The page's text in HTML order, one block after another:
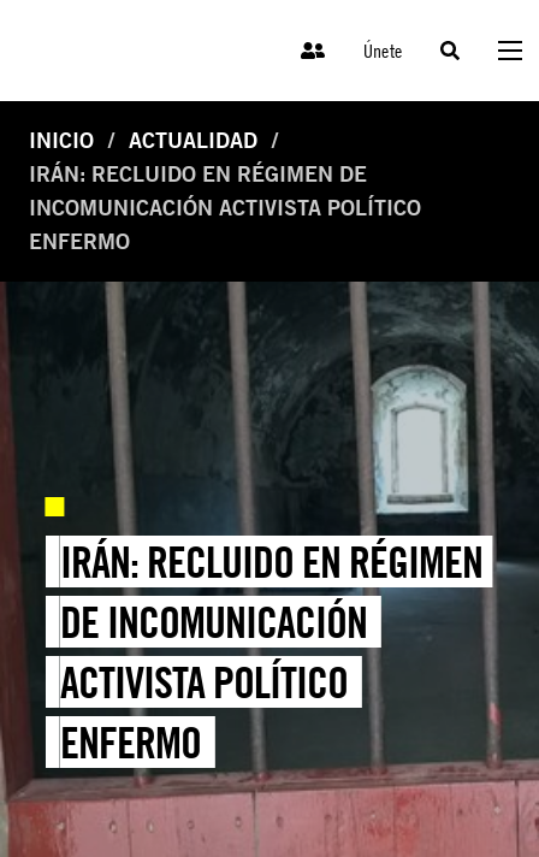
Únete
INICIO
ACTUALIDAD
IRÁN: RECLUIDO EN RÉGIMEN DE
INCOMUNICACIÓN ACTIVISTA POLÍTICO
ENFERMO
IRÁN: RECLUIDO EN RÉGIMEN
DE INCOMUNICACIÓN
ACTIVISTA POLÍTICO
ENFERMO